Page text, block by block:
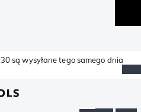
są wysyłane tego samego dnia